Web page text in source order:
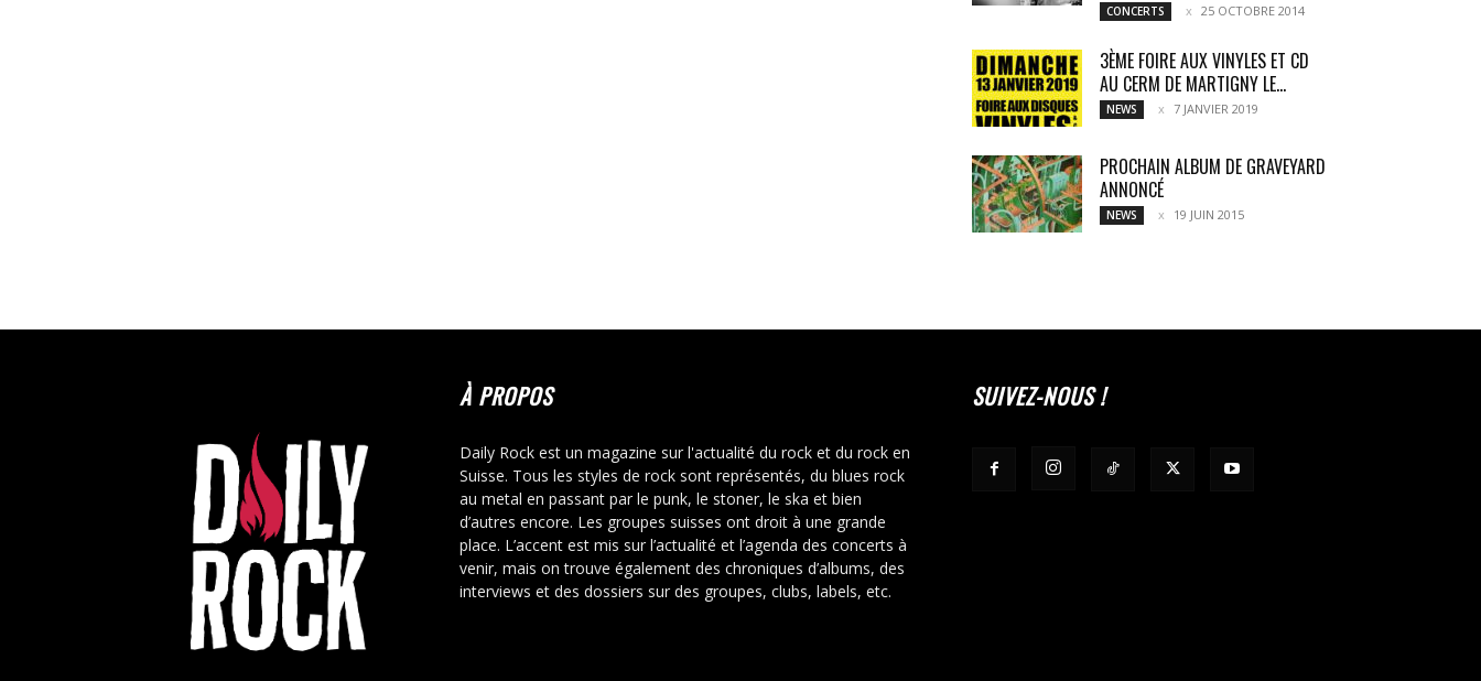
CONCERTS 25 OCTOBRE 2014
3ÈME FOIRE AUX VINYLES ET CD
AU CERM DE MARTIGNY LE...
NEWS 7 JANVIER 2019
PROCHAIN ALBUM DE GRAVEYARD
ANNONCÉ
NEWS 19 JUIN 2015
À PROPOS
Daily Rock est un magazine sur l'actualité du rock et du rock en
Suisse. Tous les styles de rock sont représentés, du blues rock
au metal en passant par le punk, le stoner, le ska et bien
d’autres encore. Les groupes suisses ont droit à une grande
place. L’accent est mis sur l’actualité et l’agenda des concerts à
venir, mais on trouve également des chroniques d’albums, des
interviews et des dossiers sur des groupes, clubs, labels, etc.
SUIVEZ-NOUS !